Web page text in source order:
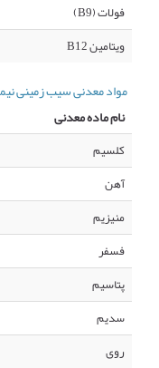
فولات (B9)
ویتامین B12
مواد معدنی سیب زمینی
نام ماده معدنی
کلسیم
آهن
منیزیم
فسفر
پتاسیم
سدیم
روی